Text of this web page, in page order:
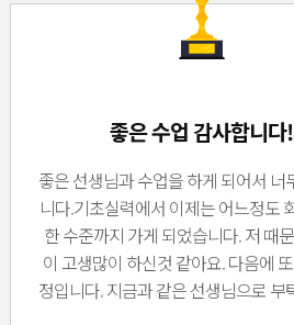
좋은 수업 감사합니다!
좋은 선생님과 수업을 하게 되어서 너
니다.기초실력에서 이제는 어느정도
한 수준까지 가게 되었습니다. 저 때
이 고생많이 하신것 같아요. 다음에
정입니다. 지금과 같은 선생님으로